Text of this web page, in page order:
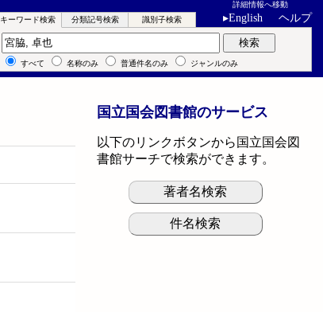
詳細情報へ移動
▸English ヘルプ
キーワード検索 分類記号検索 識別子検索
キーワード検索 検索
すべて 名称のみ 普通件名のみ ジャンルのみ
国立国会図書館のサービス
以下のリンクボタンから国立国会図
書館サーチで検索ができます。
著者名検索
件名検索